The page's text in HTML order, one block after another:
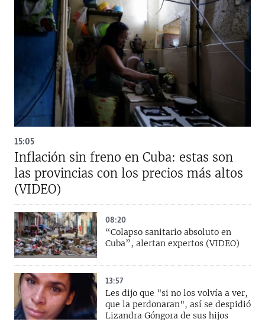
15:05
Inflación sin freno en Cuba: estas son
las provincias con los precios más altos
(VIDEO)
08:20
“Colapso sanitario absoluto en
Cuba”, alertan expertos (VIDEO)
13:57
Les dijo que "si no los volvía a ver,
que la perdonaran", así se despidió
Lizandra Góngora de sus hijos